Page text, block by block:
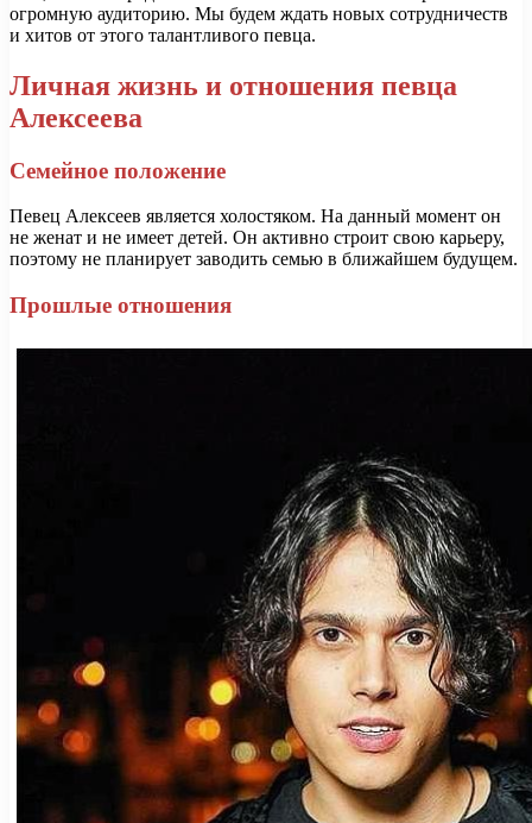
огромную аудиторию. Мы будем ждать новых сотрудничеств
и хитов от этого талантливого певца.
Личная жизнь и отношения певца
Алексеева
Семейное положение
Певец Алексеев является холостяком. На данный момент он
не женат и не имеет детей. Он активно строит свою карьеру,
поэтому не планирует заводить семью в ближайшем будущем.
Прошлые отношения